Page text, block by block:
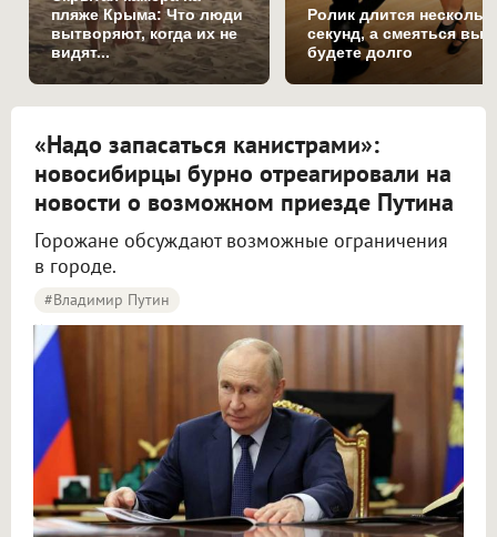
пляже Крыма: Что люди
вытворяют, когда их не
видят...
Ролик длится
секунд, а смеяться вы
будете долго
«Надо запасаться канистрами»:
новосибирцы бурно отреагировали на
новости о возможном приезде Путина
Горожане обсуждают возможные ограничения
в городе.
#Владимир Путин